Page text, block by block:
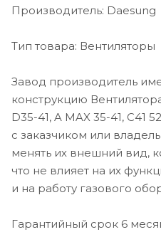
Производитель: Daesung
Тип товара: Вентиляторы
Завод производитель
конструкцию
D35-41, A MAX 35-41, C41
с заказчиком или
менять их внешний вид,
что не влияет на их
и на работу газового
Гарантийный срок 6